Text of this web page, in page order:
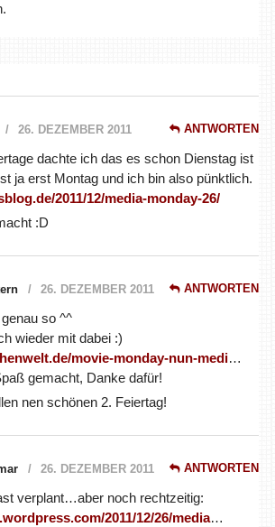
26. DEZEMBER 2011 ANTWORTEN
dachte ich das es schon Dienstag ist
ja erst Montag und ich bin also pünktlich.
2011/12/media-monday-26/
:D
26. DEZEMBER 2011 ANTWORTEN
so ^^
wieder mit dabei :)
movie-monday-nun-medi…
gemacht, Danke dafür!
nen schönen 2. Feiertag!
26. DEZEMBER 2011 ANTWORTEN
verplant…aber noch rechtzeitig:
2011/12/26/media…